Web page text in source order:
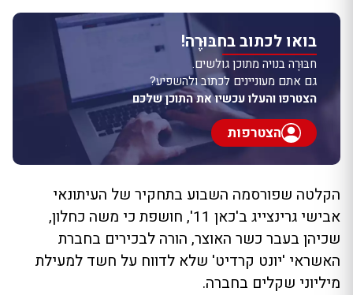
בואו לכתוב בחבּוּרֶה!
חבּוּרֶה בנויה מתוכן גולשים.
גם אתם מעוניינים לכתוב ולהשפיע?
הצטרפו והעלו עכשיו את התוכן שלכם
הצטרפות
הקלטה שפורסמה השבוע בתחקיר של העיתונאי
אבישי גרינצייג ב'כאן 11', חושפת כי משה כחלון,
שכיהן בעבר כשר האוצר, הורה לבכירים בחברת
האשראי 'יונט קרדיט' שלא לדווח על חשד למעילת
מיליוני שקלים בחברה.